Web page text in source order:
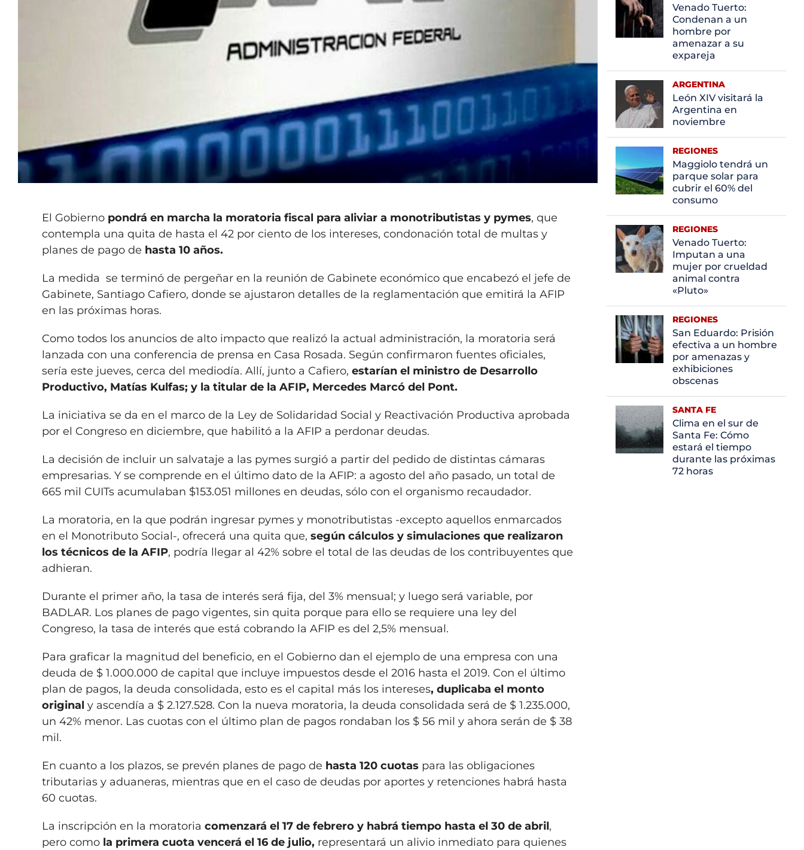
El Gobierno pondrá en marcha la moratoria fiscal para aliviar a monotributistas y pymes, que
contempla una quita de hasta el 42 por ciento de los intereses, condonación total de multas y
planes de pago de hasta 10 años.
La medida se terminó de pergeñar en la reunión de Gabinete económico que encabezó el jefe de
Gabinete, Santiago Cafiero, donde se ajustaron detalles de la reglamentación que emitirá la AFIP​
en las próximas horas.
Como todos los anuncios de alto impacto que realizó la actual administración, la moratoria será
lanzada con una conferencia de prensa en Casa Rosada. Según confirmaron fuentes oficiales,
sería este jueves, cerca del mediodía. Allí, junto a Cafiero, estarían el ministro de Desarrollo
Productivo, Matías Kulfas; y la titular de la AFIP, Mercedes Marcó del Pont.
La iniciativa se da en el marco de la Ley de Solidaridad Social y Reactivación Productiva aprobada
por el Congreso en diciembre, que habilitó a la AFIP a perdonar deudas.
La decisión de incluir un salvataje a las pymes surgió a partir del pedido de distintas cámaras
empresarias. Y se comprende en el último dato de la AFIP: a agosto del año pasado, un total de
665 mil CUITs acumulaban $153.051 millones en deudas, sólo con el organismo recaudador.
La moratoria, en la que podrán ingresar pymes y monotributistas -excepto aquellos enmarcados
en el Monotributo Social-, ofrecerá una quita que,según cálculos y simulaciones que realizaron
los técnicos de la AFIP, podría llegar al 42% sobre el total de las deudas de los contribuyentes que
adhieran.
Durante el primer año, la tasa de interés será fija, del 3% mensual; y luego será variable, por
BADLAR. Los planes de pago vigentes, sin quita porque para ello se requiere una ley del
Congreso, la tasa de interés que está cobrando la AFIP es del 2,5% mensual.
Para graficar la magnitud del beneficio, en el Gobierno dan el ejemplo de una empresa con una
deuda de $ 1.000.000 de capital que incluye impuestos desde el 2016 hasta el 2019. Con el último
plan de pagos, la deuda consolidada, esto es el capital más los intereses, duplicaba el monto
original y ascendía a $ 2.127.528. Con la nueva moratoria, la deuda consolidada será de $ 1.235.000,
un 42% menor. Las cuotas con el último plan de pagos rondaban los $ 56 mil y ahora serán de $ 38
mil.
En cuanto a los plazos, se prevén planes de pago de hasta 120 cuotas para las obligaciones
tributarias y aduaneras, mientras que en el caso de deudas por aportes y retenciones habrá hasta
60 cuotas.
La inscripción en la moratoriacomenzará el 17 de febrero y habrá tiempo hasta el 30 de abril,
pero como la primera cuota vencerá el 16 de julio, representará un alivio inmediato para quienes
Venado Tuerto:
Condenan a un
hombre por
amenazar a su
expareja
ARGENTINA
León XIV visitará la
Argentina en
noviembre
REGIONES
Maggiolo tendrá un
parque solar para
cubrir el 60% del
consumo
REGIONES
Venado Tuerto:
Imputan a una
mujer por crueldad
animal contra
«Pluto»
REGIONES
San Eduardo: Prisión
efectiva a un hombre
por amenazas y
exhibiciones
obscenas
SANTA FE
Clima en el sur de
Santa Fe: Cómo
estará el tiempo
durante las próximas
72 horas